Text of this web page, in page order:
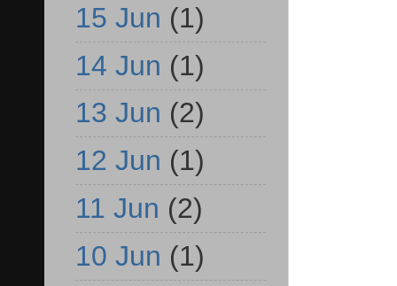
15 Jun (1)
14 Jun (1)
13 Jun (2)
12 Jun (1)
11 Jun (2)
10 Jun (1)